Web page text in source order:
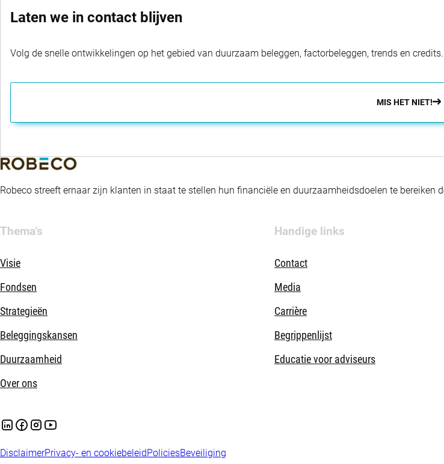
Laten we in contact blijven
Volg de snelle ontwikkelingen op het gebied van duurzaam beleggen, factorbeleggen, trends en credits.
MIS HET NIET!
Robeco streeft ernaar zijn klanten in staat te stellen hun financiële en duurzaamheidsdoelen te bereiken
Thema's
Visie
Fondsen
Strategieën
Beleggingskansen
Duurzaamheid
Over ons
Handige links
Contact
Media
Carrière
Begrippenlijst
Educatie voor adviseurs
DisclaimerPrivacy- en cookiebeleidPoliciesBeveiliging